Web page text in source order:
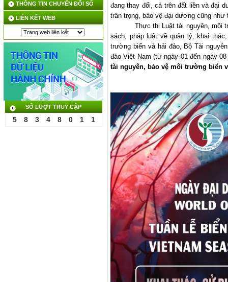
THÔNG TIN CHUYỂN ĐỔI SỐ
LIÊN KẾT WEB
SỐ LƯỢT TRUY CẬP
5 8 3 4 8 0 1 1
đang thay đổi, cả trên đất liền và đại
trân trọng, bảo vệ đại dương cũng như
Thực thi Luật tài nguyên, môi
sách, pháp luật về quản lý, khai
trường biển và hải đảo, Bộ Tài
đảo Việt Nam (từ ngày 01 đến ngày
tài nguyên, bảo vệ môi trường biển